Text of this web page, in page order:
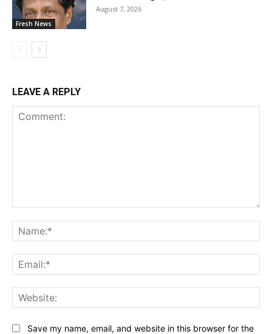
Fresh News
August 7, 2026
LEAVE A REPLY
Save my name, email, and website in this browser for the